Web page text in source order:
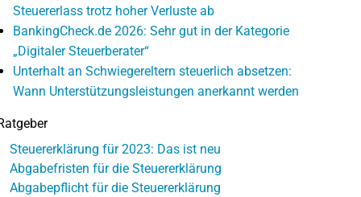
Steuererlass trotz hoher Verluste ab
BankingCheck.de 2026: Sehr gut in der Kategorie
„Digitaler Steuerberater“
Unterhalt an Schwiegereltern steuerlich absetzen:
Wann Unterstützungsleistungen anerkannt werden
Steuererklärung für 2023: Das ist neu
Abgabefristen für die Steuererklärung
Abgabepflicht für die Steuererklärung